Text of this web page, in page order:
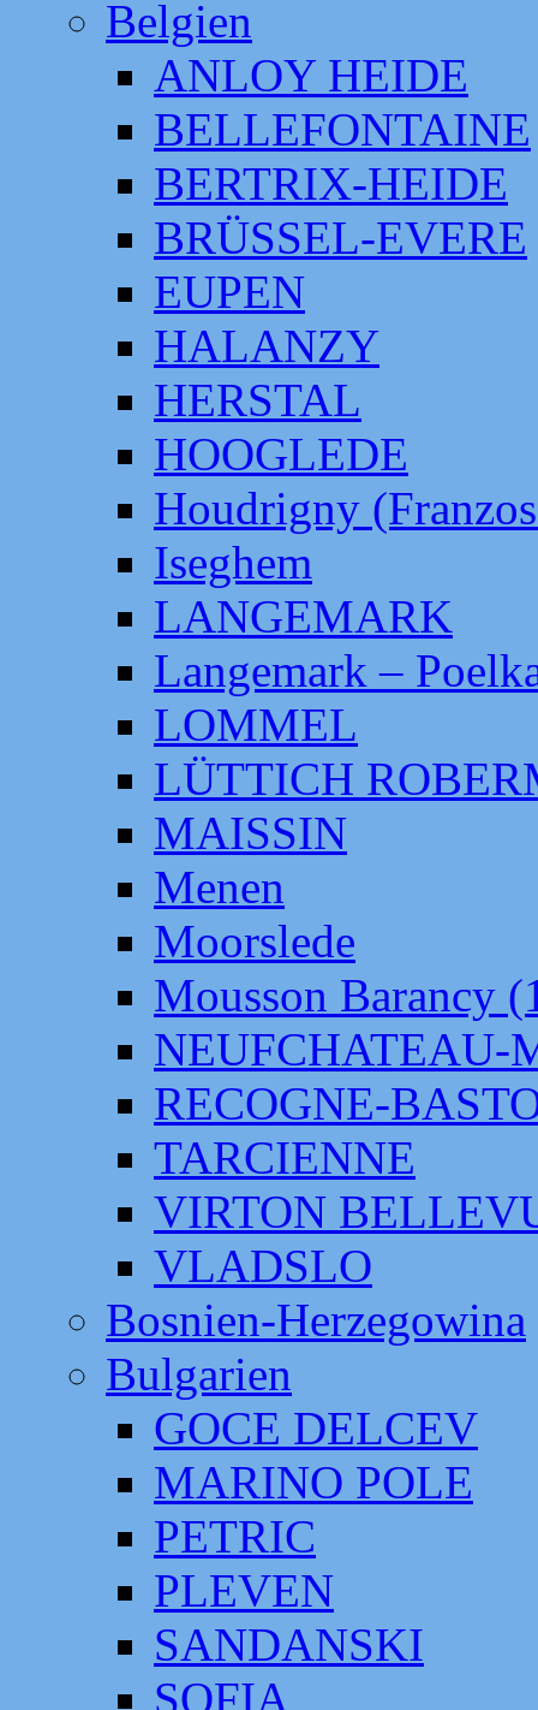
Belgien
ANLOY HEIDE
BELLEFONTAINE
BERTRIX-HEIDE
BRÜSSEL-EVERE
EUPEN
HALANZY
HERSTAL
HOOGLEDE
Houdrigny
Iseghem
LANGEMARK
Langemark –
LOMMEL
LÜTTICH
MAISSIN
Menen
Moorslede
Mousson Barancy
NEUFCHATEAU-
RECOGNE-
TARCIENNE
VIRTON
VLADSLO
Bosnien-Herzegowina
Bulgarien
GOCE DELCEV
MARINO POLE
PETRIC
PLEVEN
SANDANSKI
SOFIA